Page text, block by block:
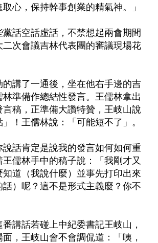
心，保持幹事創業的精氣神。」
話空話虛話，不禁想起兩會期間
二次會議吉林代表團的審議現場花
的講了一通後，坐在他右手邊的吉
準備作總結性發言。王儒林拿出
言稿，正準備大讚特贊，王岐山說
！王儒林說：「可能短不了」。
說話肯定是說我的發言如何如何重
儒林手中的稿子說：「我剛才又
道（我說什麼）並事先打印出來
）呢？這不是形式主義麼？你不
講話若碰上中紀委書記王岐山，
，王岐山會不會調侃道：「咦，